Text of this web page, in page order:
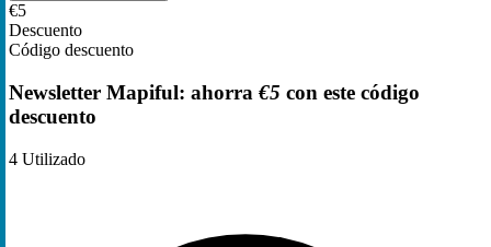
€5
Descuento
Código descuento
Newsletter Mapiful: ahorra €5 con este código
descuento
4 Utilizado